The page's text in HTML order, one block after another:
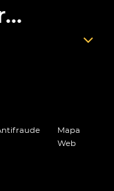
Mapa
Web